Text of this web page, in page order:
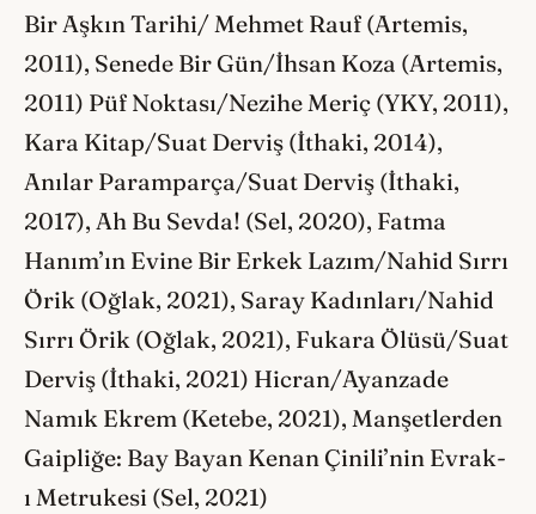
Bir Aşkın Tarihi/ Mehmet Rauf (Artemis,
2011), Senede Bir Gün/İhsan Koza (Artemis,
2011) Püf Noktası/Nezihe Meriç (YKY, 2011),
Kara Kitap/Suat Derviş (İthaki, 2014),
Anılar Paramparça/Suat Derviş (İthaki,
2017), Ah Bu Sevda! (Sel, 2020), Fatma
Hanım’ın Evine Bir Erkek Lazım/Nahid Sırrı
Örik (Oğlak, 2021), Saray Kadınları/Nahid
Sırrı Örik (Oğlak, 2021), Fukara Ölüsü/Suat
Derviş (İthaki, 2021) Hicran/Ayanzade
Namık Ekrem (Ketebe, 2021), Manşetlerden
Gaipliğe: Bay Bayan Kenan Çinili’nin Evrak-
ı Metrukesi (Sel, 2021)